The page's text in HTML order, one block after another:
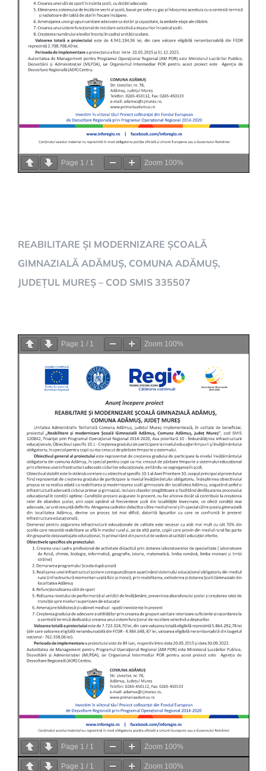
Page 1 / 1 Zoom 100%
REABILITARE ȘI MODERNIZARE ȘCOALĂ
GIMNAZIALĂ ADĂMUȘ, COMUNA ADĂMUȘ,
JUDEȚUL MUREȘ – COD SMIS 335507
Page 1 / 1 Zoom 100%
Page 1 / 1 Zoom 100%
Page 1 / 1 Zoom 100%